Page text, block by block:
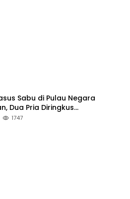
Sabu di Pulau Negara
Dua Pria Diringkus
HSS
1747